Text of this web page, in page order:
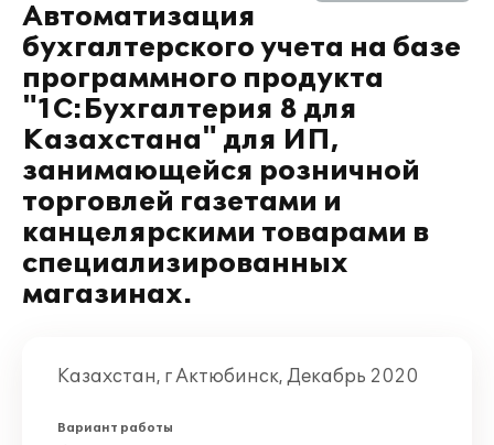
Автоматизация
бухгалтерского учета на базе
программного продукта
"1С:Бухгалтерия 8 для
Казахстана" для ИП,
занимающейся розничной
торговлей газетами и
канцелярскими товарами в
специализированных
магазинах.
Казахстан, г Актюбинск, Декабрь 2020
Вариант работы